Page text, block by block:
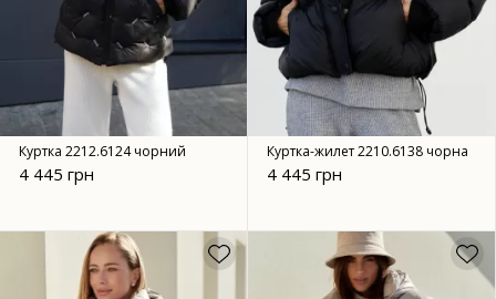
Куртка 2212.6124 чорний
4 445 грн
Куртка-жилет 2210.6138 чорна
4 445 грн